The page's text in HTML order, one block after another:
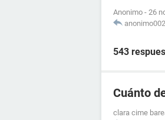
Anonimo - 26
543
Cuánto
clara cime